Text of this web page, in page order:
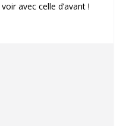
avec celle d’avant !